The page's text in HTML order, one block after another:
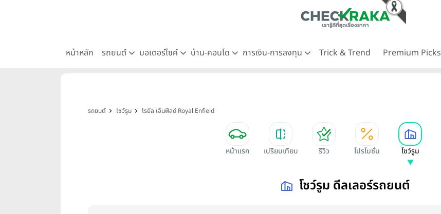
หน้าหลัก รถยนต์ มอเตอร์ไซค์ บ้าน-คอนโด การเงิน-การลงทุน Trick & Trend Premium Picks
รถยนต์ โชว์รูม โรยัล เอ็นฟีลด์ Royal Enfield
หน้าแรก เปรียบเทียบ รีวิว โปรโมชั่น โชว์รูม
โชว์รูม ดีลเลอร์รถยนต์